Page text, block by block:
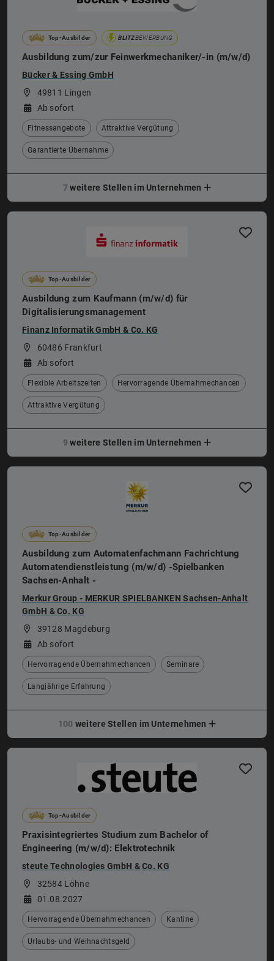
Top-Ausbilder BLITZBEWERBUNG
Ausbildung zum/zur Feinwerkmechaniker/-in (m/w/d)
Bücker & Essing GmbH
49811 Lingen
Ab sofort
Fitnessangebote Attraktive Vergütung
Garantierte Übernahme
7 weitere Stellen im Unternehmen
Top-Ausbilder
Ausbildung zum Kaufmann (m/w/d) für
Digitalisierungsmanagement
Finanz Informatik GmbH & Co. KG
60486 Frankfurt
Ab sofort
Flexible Arbeitszeiten Hervorragende Übernahmechancen
Attraktive Vergütung
9 weitere Stellen im Unternehmen
Top-Ausbilder
Ausbildung zum Automatenfachmann Fachrichtung
Automatendienstleistung (m/w/d) -Spielbanken
Sachsen-Anhalt -
Merkur Group - MERKUR SPIELBANKEN Sachsen-Anhalt
GmbH & Co. KG
39128 Magdeburg
Ab sofort
Hervorragende Übernahmechancen Seminare
Langjährige Erfahrung
100 weitere Stellen im Unternehmen
Top-Ausbilder
Praxisintegriertes Studium zum Bachelor of
Engineering (m/w/d): Elektrotechnik
steute Technologies GmbH & Co. KG
32584 Löhne
01.08.2027
Hervorragende Übernahmechancen Kantine
Urlaubs- und Weihnachtsgeld